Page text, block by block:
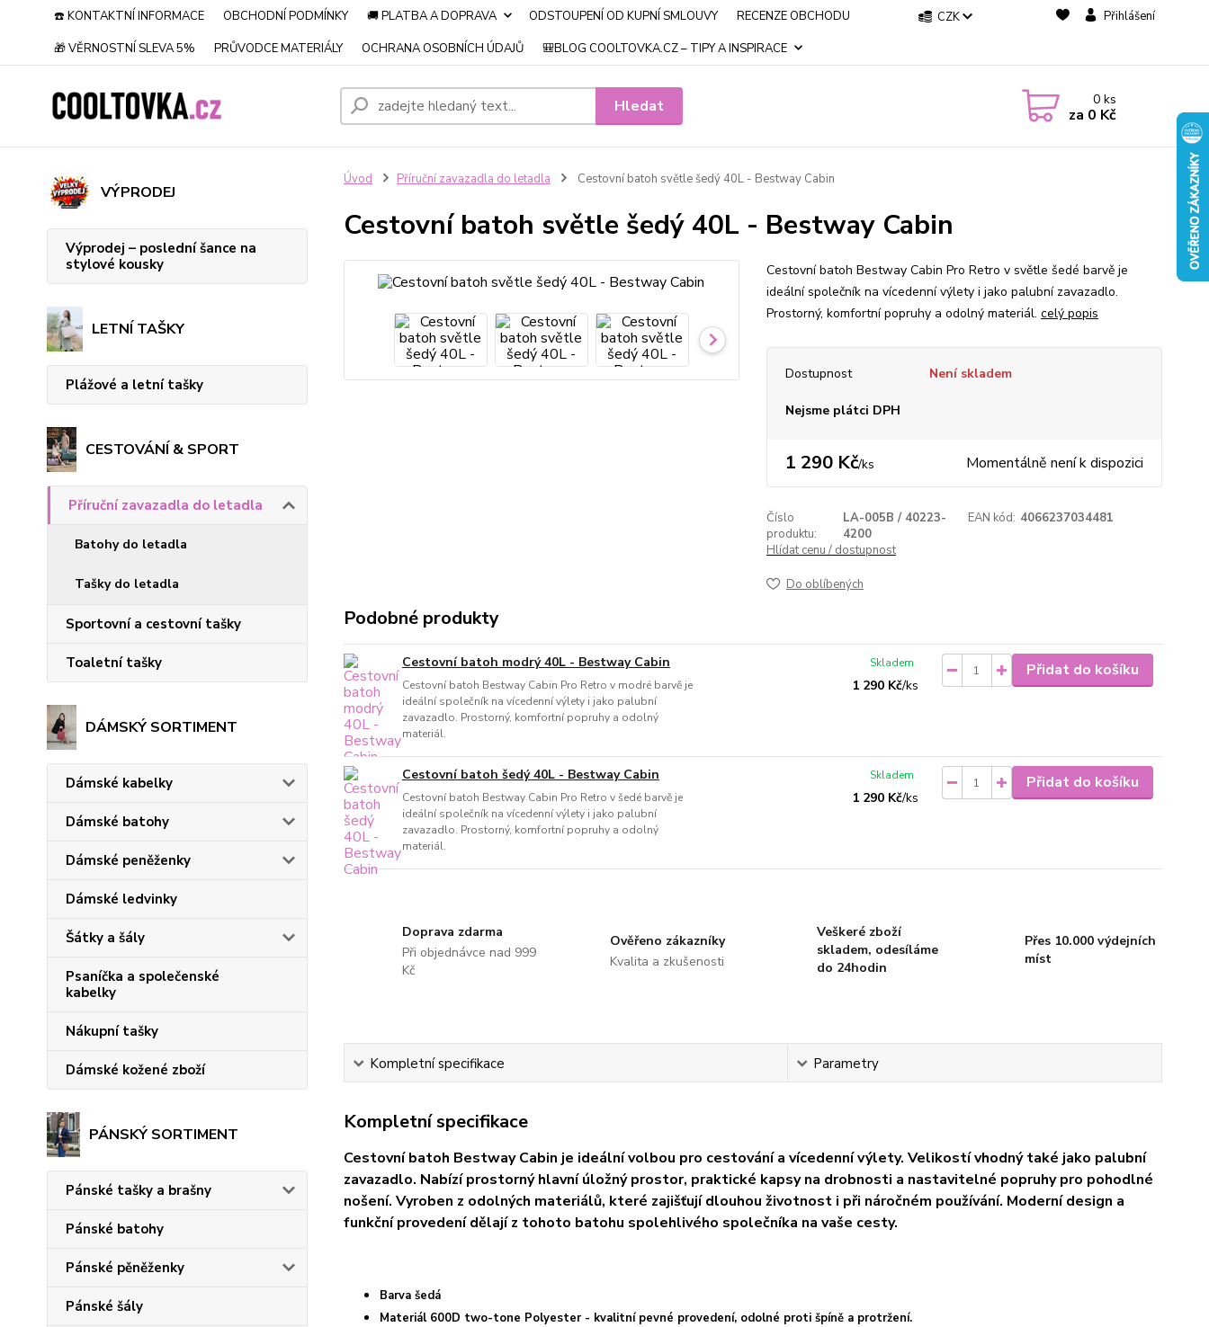
☎️ KONTAKTNÍ INFORMACE OBCHODNÍ PODMÍNKY 🚚 PLATBA A DOPRAVA ODSTOUPENÍ OD KUPNÍ SMLOUVY
RECENZE OBCHODU
🎁 VĚRNOSTNÍ SLEVA 5%
PRŮVODCE MATERIÁLY OCHRANA OSOBNÍCH ÚDAJŮ 🎒BLOG COOLTOVKA.CZ – TIPY A INSPIRACE
CZK Přihlášení
Hledat 0ks
za 0 Kč
VÝPRODEJ
Výprodej – poslední šance na
stylové kousky
LETNÍ TAŠKY
Plážové a letní tašky
CESTOVÁNÍ & SPORT
Příruční zavazadla do letadla
Batohy do letadla
Tašky do letadla
Sportovní a cestovní tašky
Toaletní tašky
DÁMSKÝ SORTIMENT
Dámské kabelky
Dámské batohy
Dámské peněženky
Dámské ledvinky
Šátky a šály
Psaníčka a společenské
kabelky
Nákupní tašky
Dámské kožené zboží
PÁNSKÝ SORTIMENT
Pánské tašky a brašny
Pánské batohy
Pánské pěněženky
Pánské šály
Úvod Příruční zavazadla do letadla Cestovní batoh světle šedý 40L - Bestway Cabin
Cestovní batoh světle šedý 40L - Bestway Cabin
Cestovní batoh Bestway Cabin Pro Retro v světle šedé barvě je
ideální společník na vícedenní výlety i jako palubní zavazadlo.
Prostorný, komfortní popruhy a odolný materiál. celý popis
Dostupnost Není skladem
Nejsme plátci DPH
1 290 Kč/ks Momentálně není k dispozici
Číslo
produktu:
LA-005B / 40223-
4200
EAN kód: 4066237034481
Hlídat cenu / dostupnost
Do oblíbených
Podobné produkty
Cestovní batoh modrý 40L - Bestway Cabin
Cestovní batoh Bestway Cabin Pro Retro v modré barvě je
ideální společník na vícedenní výlety i jako palubní
zavazadlo. Prostorný, komfortní popruhy a odolný
materiál.
1 290 Kč/ks
Skladem Přidat do košíku
Cestovní batoh šedý 40L - Bestway Cabin
Cestovní batoh Bestway Cabin Pro Retro v šedé barvě je
ideální společník na vícedenní výlety i jako palubní
zavazadlo. Prostorný, komfortní popruhy a odolný
materiál.
1 290 Kč/ks
Skladem Přidat do košíku
Doprava zdarma
Při objednávce nad 999
Kč
Ověřeno zákazníky
Kvalita a zkušenosti
Veškeré zboží
skladem, odesíláme
do 24hodin
Přes 10.000 výdejních
míst
Kompletní specifikace Parametry
Kompletní specifikace
Cestovní batoh Bestway Cabin je ideální volbou pro cestování a vícedenní výlety. Velikostí vhodný také jako palubní
zavazadlo. Nabízí prostorný hlavní úložný prostor, praktické kapsy na drobnosti a nastavitelné popruhy pro pohodlné
nošení. Vyroben z odolných materiálů, které zajišťují dlouhou životnost i při náročném používání. Moderní design a
funkční provedení dělají z tohoto batohu spolehlivého společníka na vaše cesty.
Barva šedá
Materiál 600D two-tone Polyester - kvalitní pevné provedení, odolné proti špíně a protržení.